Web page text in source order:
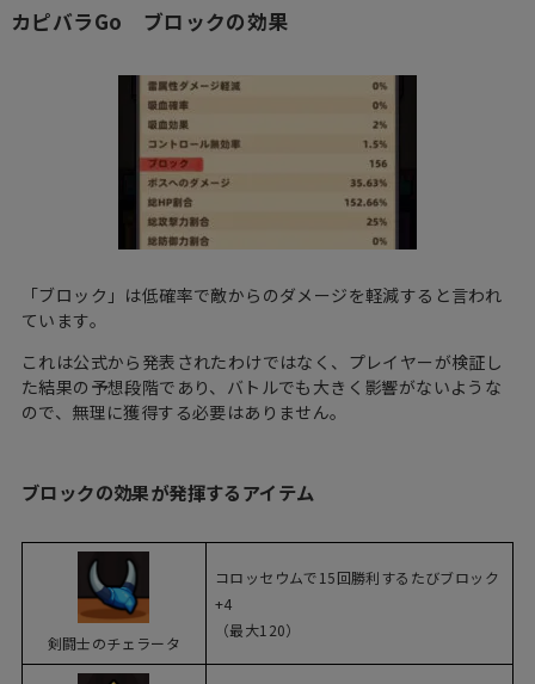
カピバラGo ブロックの効果
「ブロック」は低確率で敵からのダメージを軽減すると言われ
ています。
これは公式から発表されたわけではなく、プレイヤーが検証し
た結果の予想段階であり、バトルでも大きく影響がないような
ので、無理に獲得する必要はありません。
ブロックの効果が発揮するアイテム
剣闘士のチェラータ
コロッセウムで15回勝利するたびブロック
+4
（最大120）